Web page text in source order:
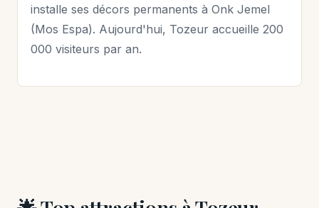
installe ses décors permanents à Onk Jemel
(Mos Espa). Aujourd'hui, Tozeur accueille 200
000 visiteurs par an.